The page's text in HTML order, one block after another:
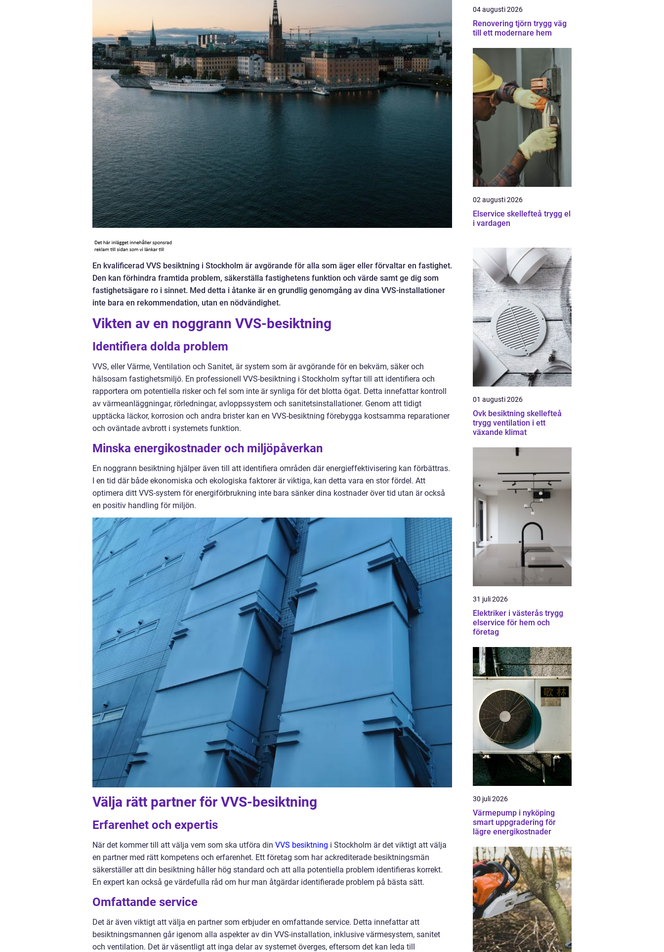
En kvalificerad VVS besiktning i Stockholm är avgörande för alla som äger eller förvaltar en fastighet.
Den kan förhindra framtida problem, säkerställa fastighetens funktion och värde samt ge dig som
fastighetsägare ro i sinnet. Med detta i åtanke är en grundlig genomgång av dina VVS-installationer
inte bara en rekommendation, utan en nödvändighet.
Vikten av en noggrann VVS-besiktning
Identifiera dolda problem
VVS, eller Värme, Ventilation och Sanitet, är system som är avgörande för en bekväm, säker och
hälsosam fastighetsmiljö. En professionell VVS-besiktning i Stockholm syftar till att identifiera och
rapportera om potentiella risker och fel som inte är synliga för det blotta ögat. Detta innefattar kontroll
av värmeanläggningar, rörledningar, avloppssystem och sanitetsinstallationer. Genom att tidigt
upptäcka läckor, korrosion och andra brister kan en VVS-besiktning förebygga kostsamma reparationer
och oväntade avbrott i systemets funktion.
Minska energikostnader och miljöpåverkan
En noggrann besiktning hjälper även till att identifiera områden där energieffektivisering kan förbättras.
I en tid där både ekonomiska och ekologiska faktorer är viktiga, kan detta vara en stor fördel. Att
optimera ditt VVS-system för energiförbrukning inte bara sänker dina kostnader över tid utan är också
en positiv handling för miljön.
Välja rätt partner för VVS-besiktning
Erfarenhet och expertis
När det kommer till att välja vem som ska utföra din VVS besiktning i Stockholm är det viktigt att välja
en partner med rätt kompetens och erfarenhet. Ett företag som har ackrediterade besiktningsmän
säkerställer att din besiktning håller hög standard och att alla potentiella problem identifieras korrekt.
En expert kan också ge värdefulla råd om hur man åtgärdar identifierade problem på bästa sätt.
Omfattande service
Det är även viktigt att välja en partner som erbjuder en omfattande service. Detta innefattar att
besiktningsmannen går igenom alla aspekter av din VVS-installation, inklusive värmesystem, sanitet
och ventilation. Det är väsentligt att inga delar av systemet överges, eftersom det kan leda till
04 augusti 2026
Renovering tjörn trygg väg
till ett modernare hem
02 augusti 2026
Elservice skellefteå trygg el
i vardagen
01 augusti 2026
Ovk besiktning skellefteå
trygg ventilation i ett
växande klimat
31 juli 2026
Elektriker i västerås trygg
elservice för hem och
företag
30 juli 2026
Värmepump i nyköping
smart uppgradering för
lägre energikostnader